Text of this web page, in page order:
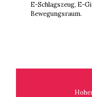
E-Schlagszeug, E-
Bewegungsraum.